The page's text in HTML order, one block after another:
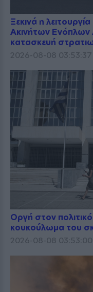
Ξεκινά η
Ακινήτων Ενόπλων
κατασκευή
2026-08-08 03:53:37
Οργή στον
κουκούλωμα του
2026-08-08 03:53:00